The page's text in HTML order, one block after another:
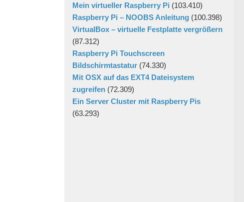
Mein virtueller Raspberry Pi (103.410)
Raspberry Pi – NOOBS Anleitung (100.398)
VirtualBox – virtuelle Festplatte vergrößern
(87.312)
Raspberry Pi Touchscreen
Bildschirmtastatur (74.330)
Mit OSX auf das EXT4 Dateisystem
zugreifen (72.309)
Ein Server Cluster mit Raspberry Pis
(63.293)